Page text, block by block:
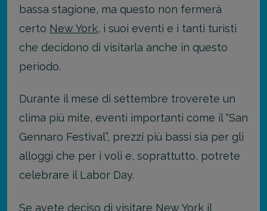
bassa stagione, ma questo non fermerà
certo New York, i suoi eventi e i tanti turisti
che decidono di visitarla anche in questo
periodo.
Durante il mese di settembre troverete un
clima più mite, eventi importanti come il “San
Gennaro Festival”, prezzi più bassi sia per gli
alloggi che per i voli e, soprattutto, potrete
celebrare il Labor Day.
Se avete deciso di visitare New York il